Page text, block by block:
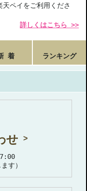
天ペイをご利用くださ
詳しくはこちら >>
着 ランキング
せ
す）